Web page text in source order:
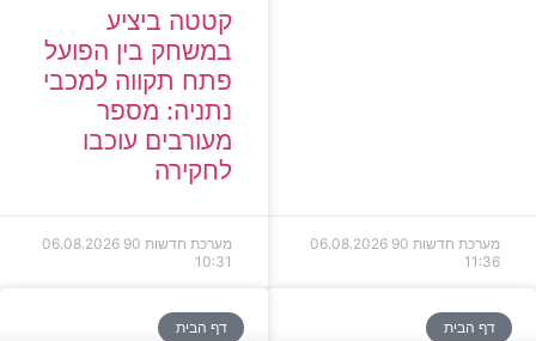
מערכת חדשות 90
06.08.2026
11:36
קטטה ביציע
במשחק בין הפועל
פתח תקווה למכבי
נתניה: מספר
מעורבים עוכבו
לחקירה
מערכת חדשות 90
06.08.2026
10:31
דף הבית דף הבית